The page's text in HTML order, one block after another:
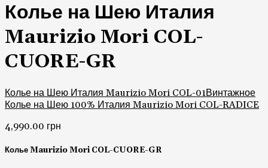
Колье на Шею Италия
Maurizio Mori COL-
CUORE-GR
Колье на Шею Италия Maurizio Mori COL-01Винтажное
Колье на Шею 100% Италия Maurizio Mori COL-RADICE
4,990.00 грн
Колье Maurizio Mori COL-CUORE-GR